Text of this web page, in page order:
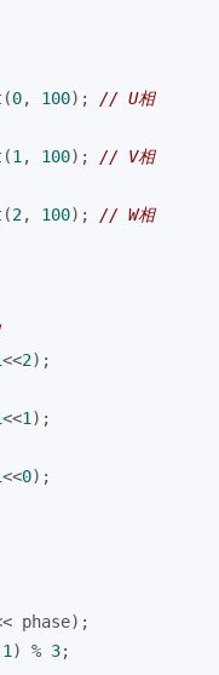
0, 100); // U相
1 , 100); // V相
2, 100); // W相
<<2);
<<1 );
<<0);
phase);
1 ) % 3;